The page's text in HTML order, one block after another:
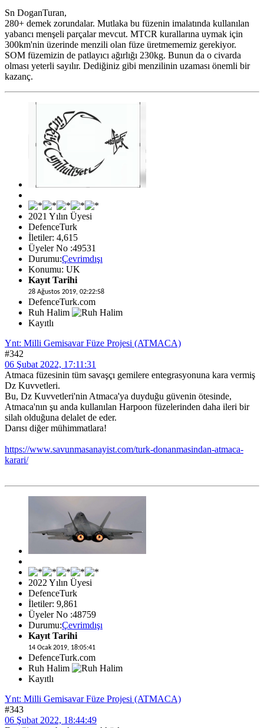
Sn DoganTuran,
280+ demek zorundalar. Mutlaka bu füzenin imalatında kullanılan
yabancı menşeli parçalar mevcut. MTCR kurallarına uymak için
300km'nin üzerinde menzili olan füze üretmememiz gerekiyor.
SOM füzemizin de patlayıcı ağırlığı 230kg. Bunun da o civarda
olması yeterli sayılır. Dediğiniz gibi menzilinin uzaması önemli bir
kazanç.
2021 Yılın Üyesi
DefenceTurk
İletiler: 4,615
Üyeler No :49531
Durumu:Çevrimdışı
Konumu: UK
Kayıt Tarihi
28 Ağustos 2019, 02:22:58
DefenceTurk.com
Ruh Halim
Kayıtlı
Ynt: Milli Gemisavar Füze Projesi (ATMACA)
#342
06 Şubat 2022, 17:11:31
Atmaca füzesinin tüm savaşçı gemilere entegrasyonuna kara vermiş
Dz Kuvvetleri.
Bu, Dz Kuvvetleri'nin Atmaca'ya duyduğu güvenin ötesinde,
Atmaca'nın şu anda kullanılan Harpoon füzelerinden daha ileri bir
silah olduğuna delalet de eder.
Darısı diğer mühimmatlara!
https://www.savunmasanayist.com/turk-donanmasindan-atmaca-
karari/
2022 Yılın Üyesi
DefenceTurk
İletiler: 9,861
Üyeler No :48759
Durumu:Çevrimdışı
Kayıt Tarihi
14 Ocak 2019, 18:05:41
DefenceTurk.com
Ruh Halim
Kayıtlı
Ynt: Milli Gemisavar Füze Projesi (ATMACA)
#343
06 Şubat 2022, 18:44:49